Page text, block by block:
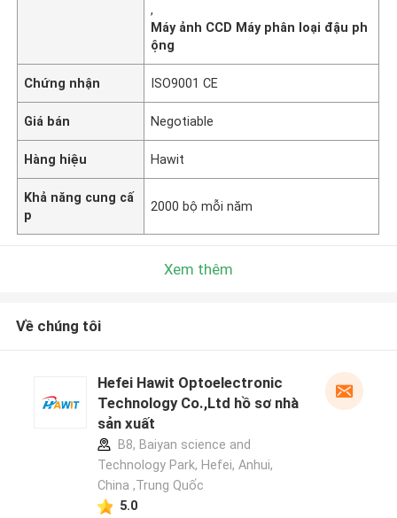
,
Máy ảnh CCD Máy phân loại đậu ph
ộng
Chứng nhận ISO9001 CE
Giá bán Negotiable
Hàng hiệu Hawit
Khả năng cung cấ
p
2000 bộ mỗi năm
Xem thêm
Về chúng tôi
Hefei Hawit Optoelectronic
Technology Co.,Ltd hồ sơ nhà
sản xuất
B8, Baiyan science and
Technology Park, Hefei, Anhui,
China ,Trung Quốc
5.0